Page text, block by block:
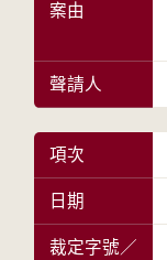
案由
聲請人
項次
日期
裁定字號／